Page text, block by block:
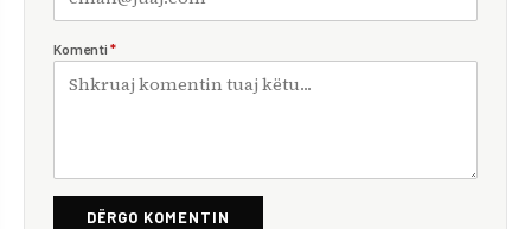
Komenti *
DËRGO KOMENTIN